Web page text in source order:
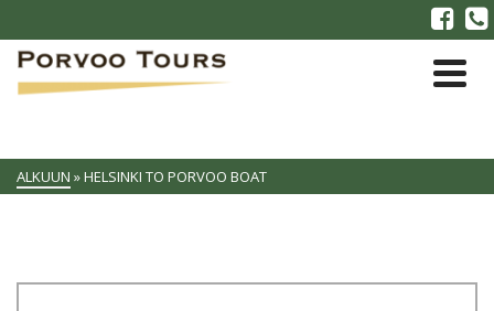
ALKUUN »HELSINKI TO PORVOO BOAT